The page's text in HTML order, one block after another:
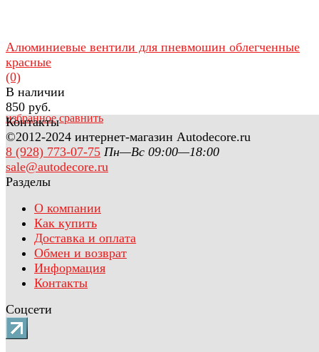
избранное сравнить
Алюминиевые вентили для пневмошин облегченные
красные
(0)
В наличии
850 руб.
Контакты
©2012-2024 интернет-магазин Autodecore.ru
8 (928) 773-07-75 Пн—Вс 09:00—18:00
sale@autodecore.ru
Разделы
О компании
Как купить
Доставка и оплата
Обмен и возврат
Информация
Контакты
Соцсети